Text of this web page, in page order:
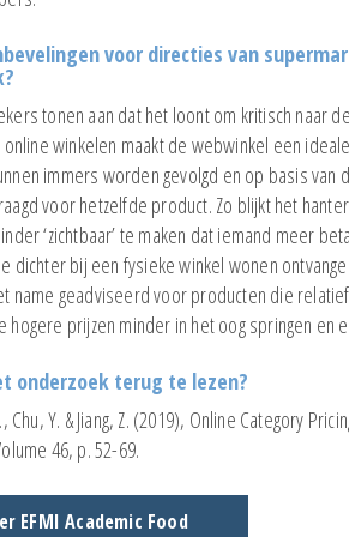
voor directies van
tonen aan dat het loont om kritisch naar
online winkelen maakt de webwinkel een
immers worden gevolgd en op basis
voor hetzelfde product. Zo blijkt het
‘zichtbaar’ te maken dat iemand meer
dichter bij een fysieke winkel wonen
name geadviseerd voor producten die
hogere prijzen minder in het oog springen en
onderzoek terug te lezen?
Chu, Y. & Jiang, Z. (2019), Online Category
46, p. 52-69.
EFMI Academic Food